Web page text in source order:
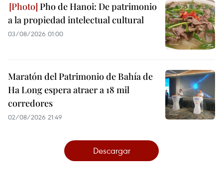
Pho de Hanoi: De patrimonio
a la propiedad intelectual cultural
03/08/2026 01:00
Maratón del Patrimonio de Bahía de
Ha Long espera atraer a 18 mil
corredores
02/08/2026 21:49
Descargar